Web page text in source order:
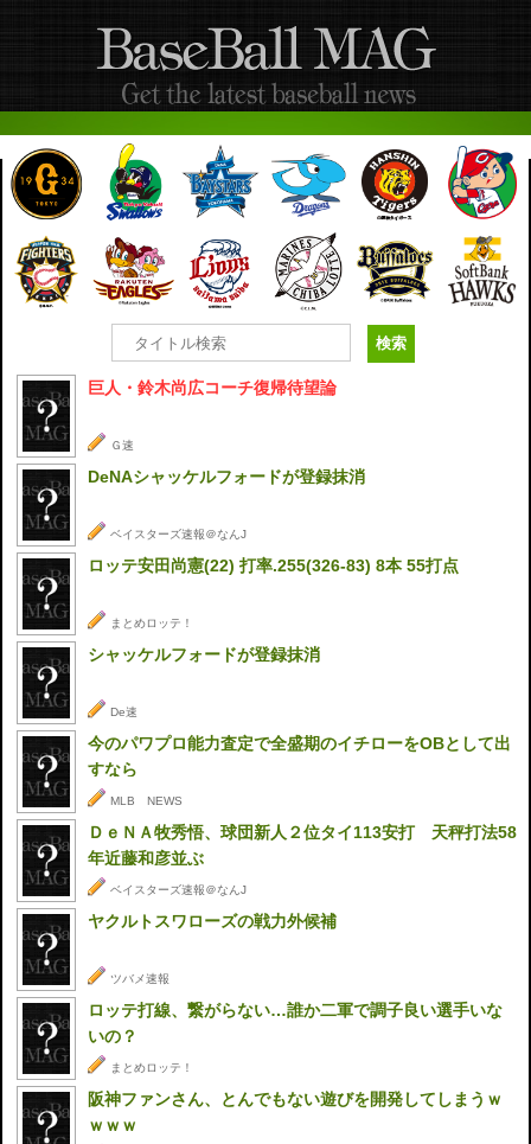
巨人・鈴木尚広コーチ復帰待望論
Ｇ速
DeNAシャッケルフォードが登録抹消
ベイスターズ速報＠なんJ
ロッテ安田尚憲(22) 打率.255(326-83) 8本 55打点
まとめロッテ！
シャッケルフォードが登録抹消
De速
今のパワプロ能力査定で全盛期のイチローをOBとして出
すなら
MLB NEWS
ＤｅＮＡ牧秀悟、球団新人２位タイ113安打 天秤打法58
年近藤和彦並ぶ
ベイスターズ速報＠なんJ
ヤクルトスワローズの戦力外候補
ツバメ速報
ロッテ打線、繋がらない…誰か二軍で調子良い選手いな
いの？
まとめロッテ！
阪神ファンさん、とんでもない遊びを開発してしまうｗ
ｗｗｗ